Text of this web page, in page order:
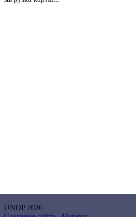
UNDP 2026